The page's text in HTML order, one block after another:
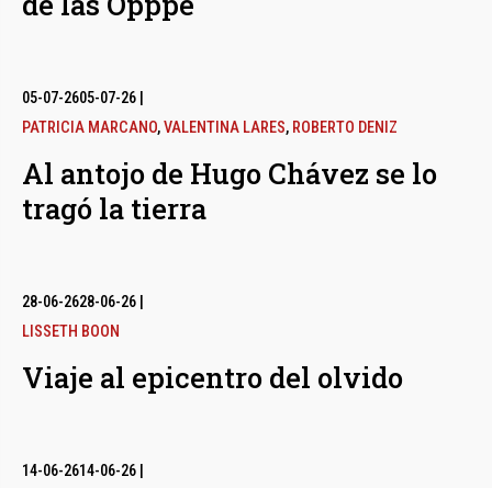
05-07-2605-07-26
PATRICIA MARCANO,VALENTINA LARES, ROBERTO DENIZ
Al antojo de Hugo Chávez se lo
tragó la tierra
28-06-2628-06-26
LISSETH BOON
Viaje al epicentro del olvido
14-06-2614-06-26